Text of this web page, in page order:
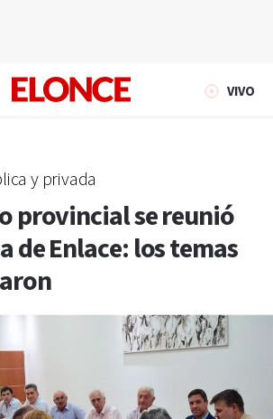
VIVO
y privada
provincial se reunió
de Enlace: los temas